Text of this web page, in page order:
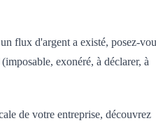
flux d'argent a existé, posez-
exonéré, à déclarer, à
de votre entreprise, découvrez